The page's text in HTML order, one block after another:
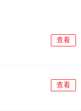
查看
查看